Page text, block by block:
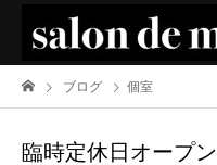
ブログ 個室
臨時定休日オープン